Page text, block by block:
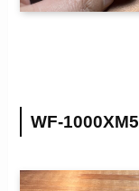
WF-1000XM5